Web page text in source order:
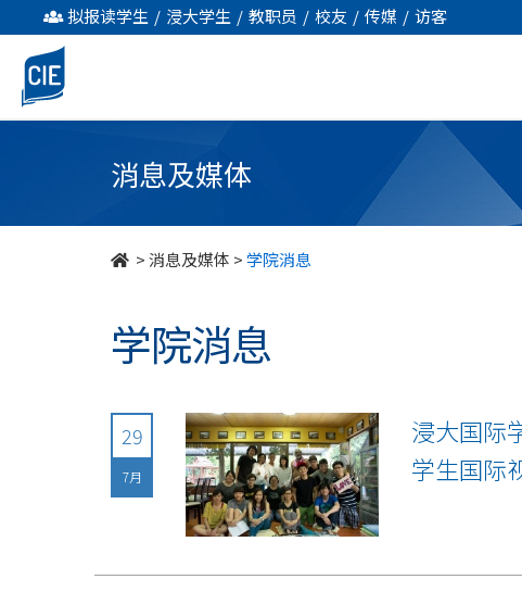
undefined
拟报读学生 / 浸大学生 / 教职员 / 校友 / 传媒 / 访客
消息及媒体
>消息及媒体 >学院消息
学院消息
29
7月
浸大国际
学生国际